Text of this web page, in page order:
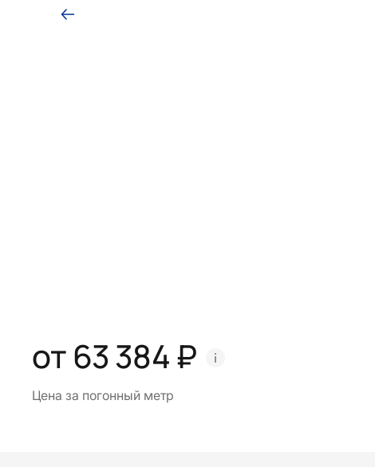
от 63 384 ₽
Цена за погонный метр